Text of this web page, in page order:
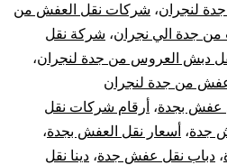
الي
لنجران، شركات نقل العفش من
من جدة الي نجران، شركة نقل
دبش العروس من جدة لنجران،
من جدة لنجران
عفش بجدة، أرقام شركات نقل
جدة، أسعار نقل العفش بجدة،
، دباب نقل عفش جدة، دينا نقل